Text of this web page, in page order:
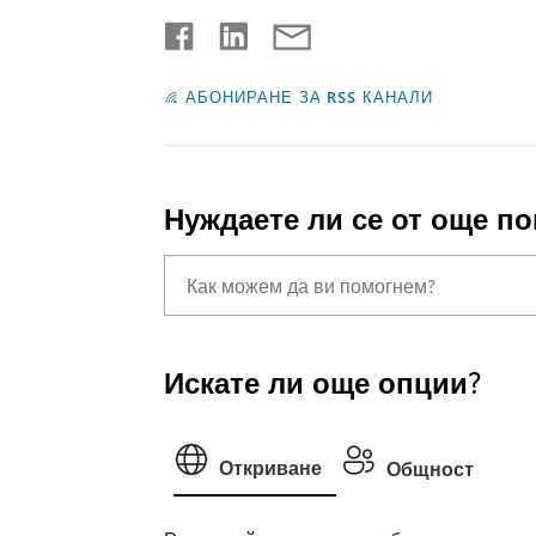
АБОНИРАНЕ ЗА RSS КАНАЛИ
Нуждаете ли се от още
Искате ли още опции?
Откриване Общност